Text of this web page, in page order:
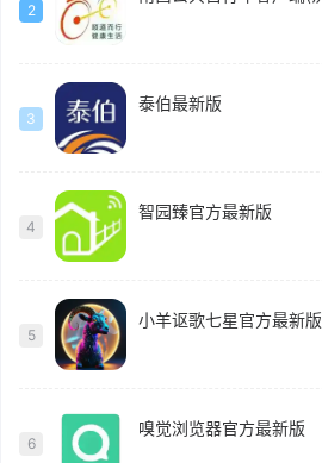
2
3
泰伯最新版
4
智园臻官方最新版
5
小羊讴歌七星官方最新版
6
嗅觉浏览器官方最新版